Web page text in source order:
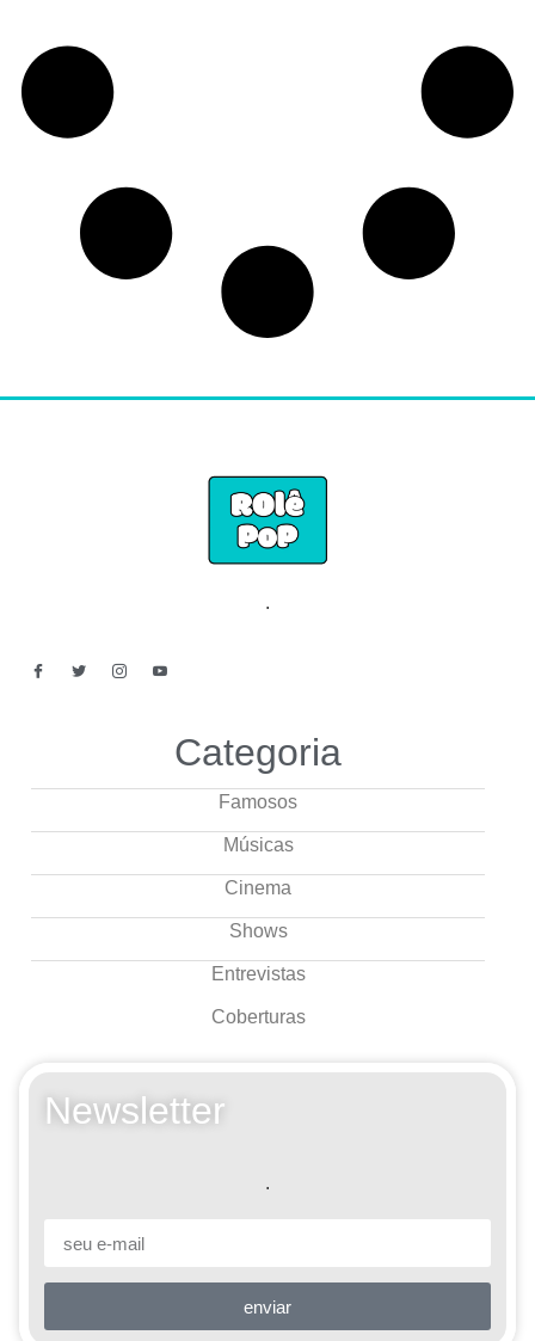
.
Categoria
Famosos
Músicas
Cinema
Shows
Entrevistas
Coberturas
Newsletter
.
enviar